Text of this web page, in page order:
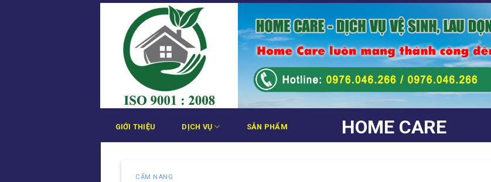
Bỏ
HOME CARE
GIỚI THIỆU DỊCH VỤ SẢN PHẨM
CẨM NANG